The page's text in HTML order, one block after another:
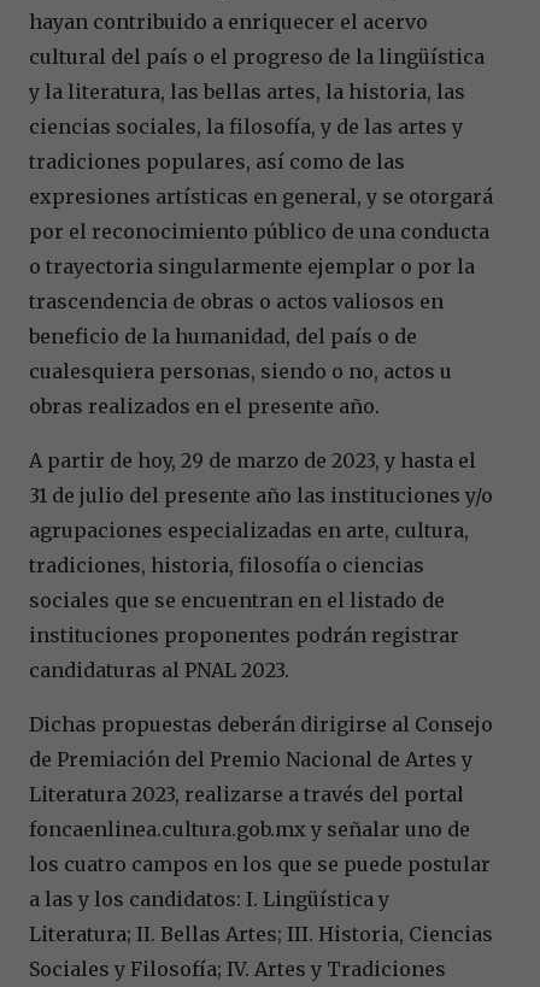
hayan contribuido a enriquecer el acervo
cultural del país o el progreso de la lingüística
y la literatura, las bellas artes, la historia, las
ciencias sociales, la filosofía, y de las artes y
tradiciones populares, así como de las
expresiones artísticas en general, y se otorgará
por el reconocimiento público de una conducta
o trayectoria singularmente ejemplar o por la
trascendencia de obras o actos valiosos en
beneficio de la humanidad, del país o de
cualesquiera personas, siendo o no, actos u
obras realizados en el presente año.
A partir de hoy, 29 de marzo de 2023, y hasta el
31 de julio del presente año las instituciones y/o
agrupaciones especializadas en arte, cultura,
tradiciones, historia, filosofía o ciencias
sociales que se encuentran en el listado de
instituciones proponentes podrán registrar
candidaturas al PNAL 2023.
Dichas propuestas deberán dirigirse al Consejo
de Premiación del Premio Nacional de Artes y
Literatura 2023, realizarse a través del portal
foncaenlinea.cultura.gob.mx y señalar uno de
los cuatro campos en los que se puede postular
a las y los candidatos: I. Lingüística y
Literatura; II. Bellas Artes; III. Historia, Ciencias
Sociales y Filosofía; IV. Artes y Tradiciones